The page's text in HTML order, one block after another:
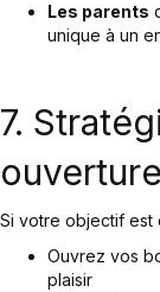
Les parents
unique à un
7.
Si votre objectif est
Ouvrez vos
plaisir